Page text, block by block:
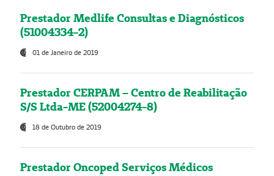
Prestador Medlife Consultas e Diagnósticos
(51004334-2)
01 de Janeiro de 2019
Prestador CERPAM – Centro de Reabilitação
S/S Ltda-ME (52004274-8)
18 de Outubro de 2019
Prestador Oncoped Serviços Médicos